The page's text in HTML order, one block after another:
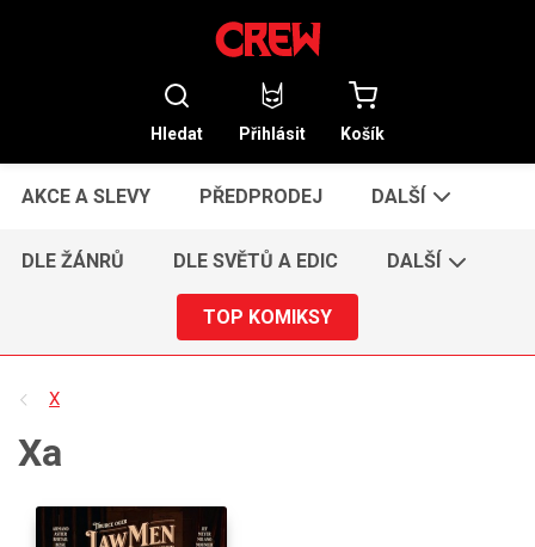
Hledat Přihlásit Košík
AKCE A SLEVY PŘEDPRODEJ DALŠÍ
DLE ŽÁNRŮ DLE SVĚTŮ A EDIC DALŠÍ
TOP KOMIKSY
X
Xa